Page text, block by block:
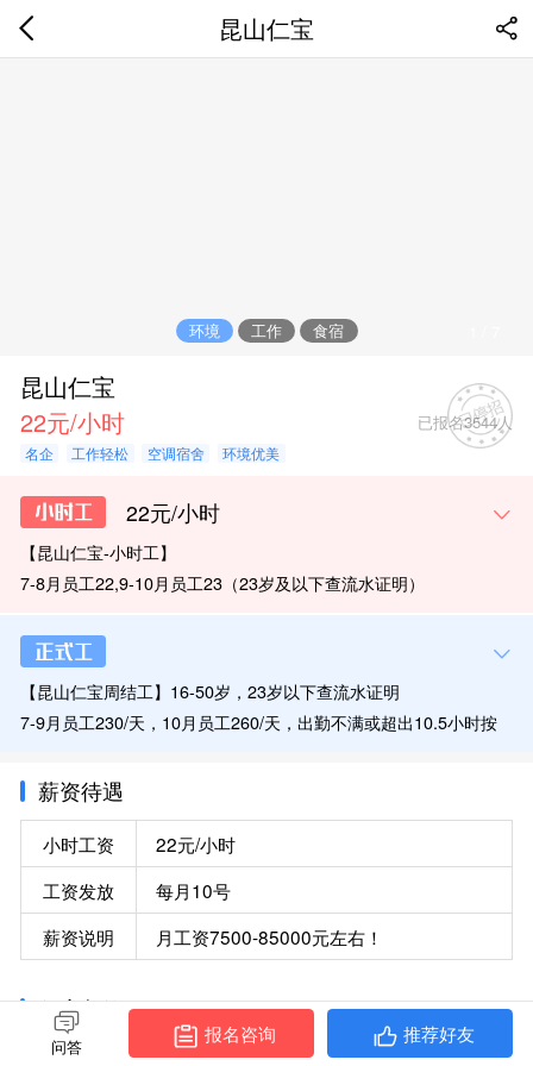
昆山仁宝
问答
推荐好友
报名咨询
环境 工作 食宿
昆山仁宝
22元/小时
已报名3544人
名企 工作轻松 空调宿舍 环境优美
22元/小时
【昆山仁宝-小时工】
7-8月员工22,9-10月员工23（23岁及以下查流水证明）
50/月，保险80元/月
提示，工资全额含服务费6%需要正常离职，自离旷离员工发18元/
小时扣200
【昆山仁宝周结工】16-50岁，23岁以下查流水证明
7-9月员工230/天，10月员工260/天，出勤不满或超出10.5小时按
前打卡七天按照200元/天结算无差价，打卡七天后每周三发薪220
元/天（周六日不发薪）剩余薪资发薪日结清，住宿50/月，水电均
摊，不扣社保，保险80元/月
元
薪资待遇
小时工资
22元/小时
工资发放
每月10号
薪资说明
月工资7500-85000元左右！
住宿餐饮